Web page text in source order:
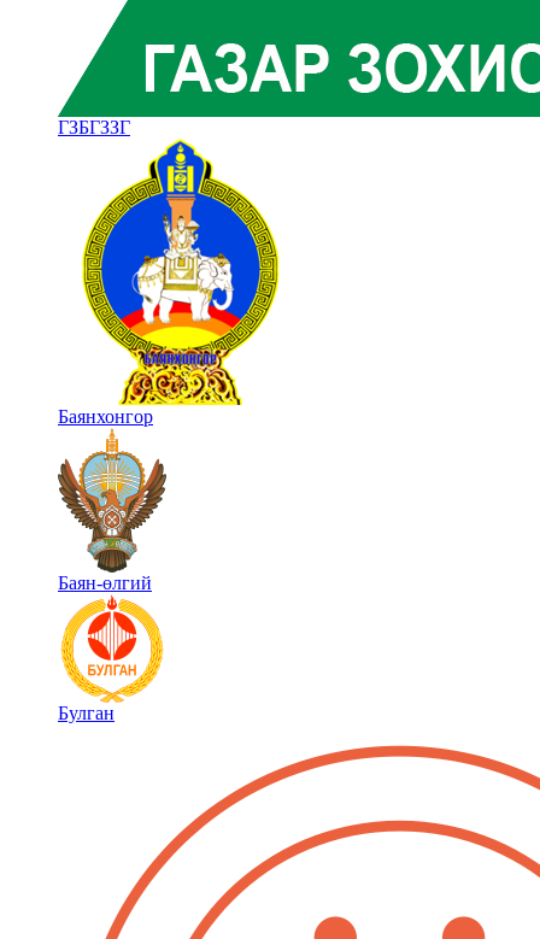
ГЗБГЗЗГ
Баянхонгор
Баян-өлгий
Булган